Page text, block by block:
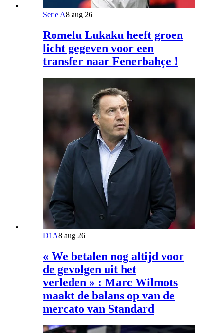
Serie A8 aug 26
Romelu Lukaku heeft groen
licht gegeven voor een
transfer naar Fenerbahçe !
D1A8 aug 26
« We betalen nog altijd voor
de gevolgen uit het
verleden » : Marc Wilmots
maakt de balans op van de
mercato van Standard